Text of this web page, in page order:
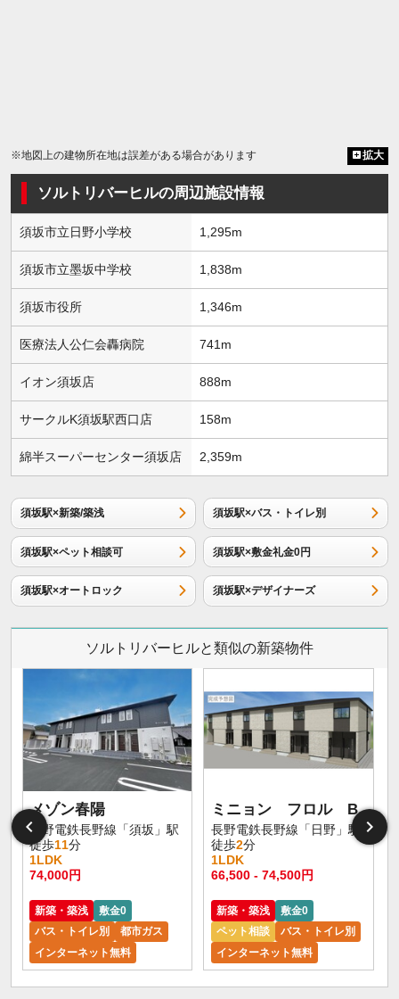
※地図上の建物所在地は誤差がある場合があります 拡大
ソルトリバーヒルの周辺施設情報
須坂市立日野小学校 1,295m
須坂市立墨坂中学校 1,838m
須坂市役所 1,346m
医療法人公仁会轟病院 741m
イオン須坂店 888m
サークルK須坂駅西口店 158m
綿半スーパーセンター須坂店 2,359m
須坂駅×新築/築浅 須坂駅×バス・トイレ別
須坂駅×ペット相談可 須坂駅×敷金礼金0円
須坂駅×オートロック 須坂駅×デザイナーズ
ソルトリバーヒルと類似の新築物件
メゾン春陽
長野電鉄長野線「須坂」駅
徒歩11分
1LDK
74,000円
新築・築浅
敷金0
バス・トイレ別
都市ガス
インターネット無料
ミニョン フロル B
長野電鉄長野線「日野」駅
徒歩2分
1LDK
66,500 - 74,500円
新築・築浅
敷金0
ペット相談
バス・トイレ別
インターネット無料